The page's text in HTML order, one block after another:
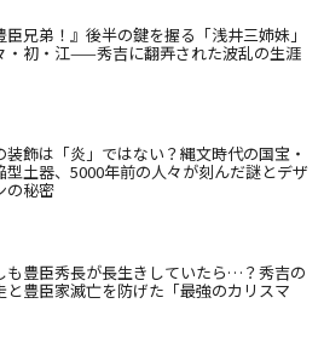
臣兄弟！』後半の鍵を握る「浅井三姉妹」
・初・江——秀吉に翻弄された波乱の生涯
装飾は「炎」ではない？縄文時代の国宝・
型土器、5000年前の人々が刻んだ謎とデザ
の秘密
も豊臣秀長が長生きしていたら…？秀吉の
と豊臣家滅亡を防げた「最強のカリスマ